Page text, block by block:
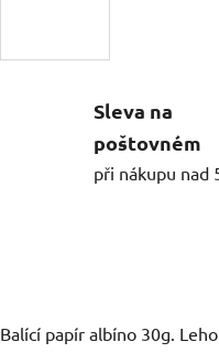
Sleva na
poštovném
při nákupu nad
Balící papír albíno 30g.